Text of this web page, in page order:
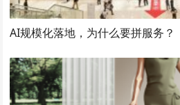
AI规模化落地，为什么要拼服务？